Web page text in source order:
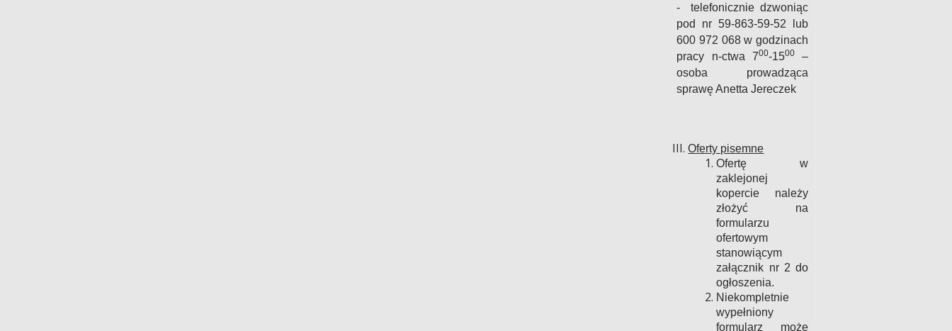
- telefonicznie dzwoniąc
pod nr 59-863-59-52 lub
600 972 068 w godzinach
pracy n-ctwa 700-1500–
osoba prowadząca
sprawę Anetta Jereczek
Oferty pisemne
Ofertę w
zaklejonej
kopercie należy
złożyć na
formularzu
ofertowym
stanowiącym
załącznik nr 2 do
ogłoszenia.
Niekompletnie
wypełniony
formularz może